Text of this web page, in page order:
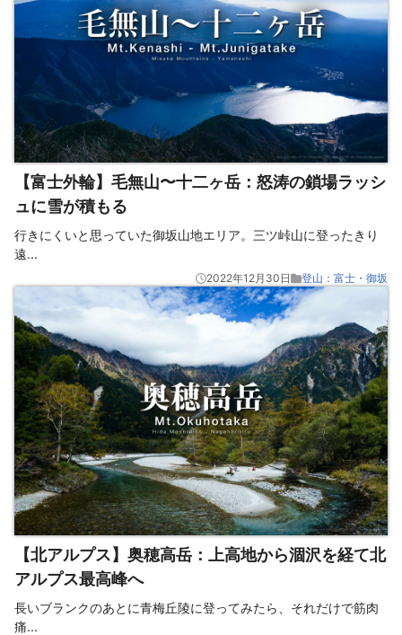
【富士外輪】毛無山〜十二ヶ岳：怒涛の鎖場ラッシ
ュに雪が積もる
行きにくいと思っていた御坂山地エリア。三ツ峠山に登ったきり
遠...
2022年12月30日 登山：富士・御坂
【北アルプス】奥穂高岳：上高地から涸沢を経て北
アルプス最高峰へ
長いブランクのあとに青梅丘陵に登ってみたら、それだけで筋肉
痛...